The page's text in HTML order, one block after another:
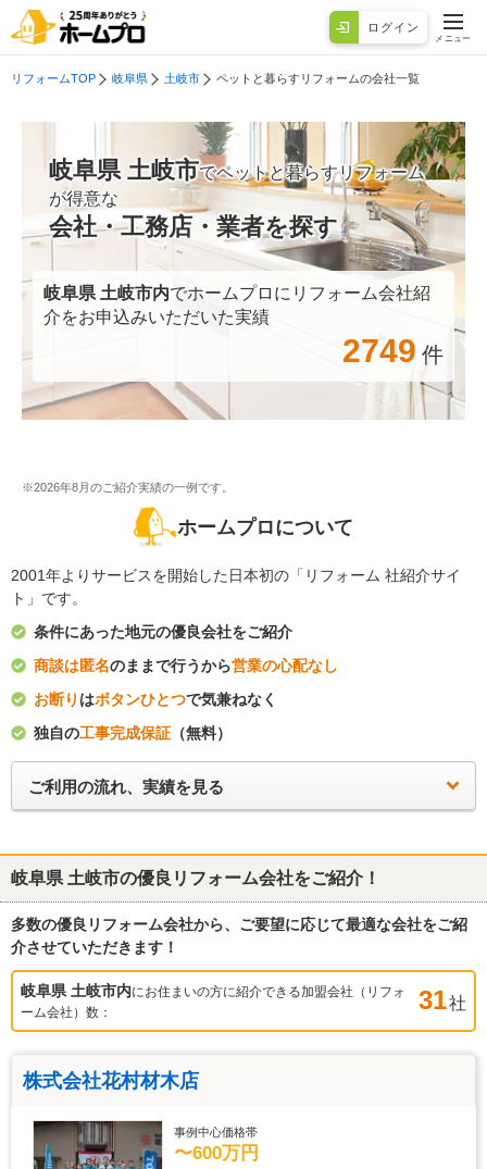
ログイン
メニュー
リフォームTOP 岐阜県 土岐市 ペットと暮らすリフォームの会社一覧
岐阜県 土岐市でペットと暮らすリフォーム
が得意な
会社・工務店・業者を探す
岐阜県 土岐市内でホームプロにリフォーム会社紹
介をお申込みいただいた実績
2749 件
※2026年8月のご紹介実績の一例です。
ホームプロについて
2001年よりサービスを開始した日本初の「リフォーム 社紹介サイ
ト」です。
条件にあった地元の優良会社をご紹介
商談は匿名のままで行うから営業の心配なし
お断り はボタンひとつで気兼ねなく
独自の工事完成保証 （無料）
ご利用の流れ、実績を見る
岐阜県 土岐市の優良リフォーム会社をご紹介！
多数の優良リフォーム会社から、ご要望に応じて最適な会社をご紹
介させていただきます！
岐阜県 土岐市内にお住まいの方に紹介できる加盟会社（リフォ
ーム会社）数：
31社
株式会社花村材木店
事例中心価格帯
〜600万円